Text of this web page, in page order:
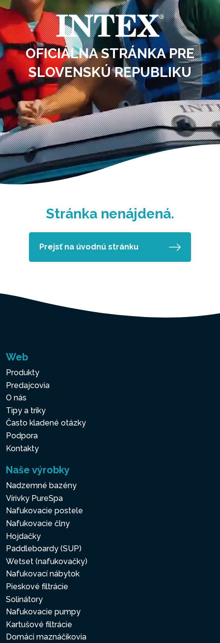
OFICIÁLNA STRÁNKA PRE
SLOVENSKÚ REPUBLIKU
Stránka nenájdená.
Prejsť na úvodnú stránku
Web
Produkty
Predajcovia
O nás
Tipy a triky
Často kladené otázky
Podpora
Kontakty
Naše výrobky
Nadzemné bazény
Vírivky PureSpa
Nafukovacie postele
Nafukovacie člny
Hojdačky
Paddleboardy (SUP)
Wetset (nafukovačky)
Nafukovací nábytok
Pieskové filtrácie
Solinátory
Nafukovacie pumpy
Kartušové filtrácie
Domáci maznáčikovia